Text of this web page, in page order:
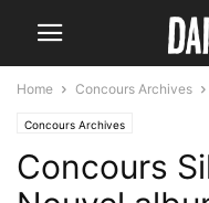
Home Concours Archives
Concours Archives
Concours